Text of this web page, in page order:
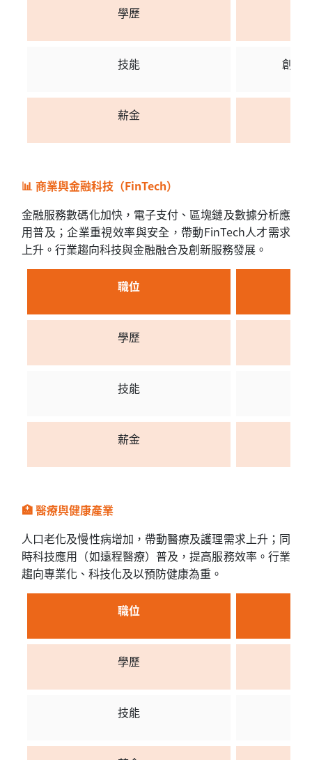
學歷
技能 創意
薪金
📊 商業與金融科技（FinTech）
金融服務數碼化加快，電子支付、區塊鏈及數據分析應
用普及；企業重視效率與安全，帶動FinTech人才需求
上升。行業趨向科技與金融融合及創新服務發展。
職位
學歷
技能
薪金
🏥 醫療與健康產業
人口老化及慢性病增加，帶動醫療及護理需求上升；同
時科技應用（如遠程醫療）普及，提高服務效率。行業
趨向專業化、科技化及以預防健康為重。
職位
學歷
技能